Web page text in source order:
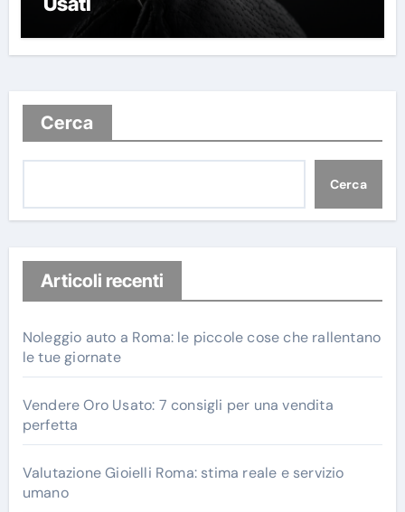
Cerca
Cerca
Articoli recenti
Noleggio auto a Roma: le piccole cose che rallentano
le tue giornate
Vendere Oro Usato: 7 consigli per una vendita
perfetta
Valutazione Gioielli Roma: stima reale e servizio
umano